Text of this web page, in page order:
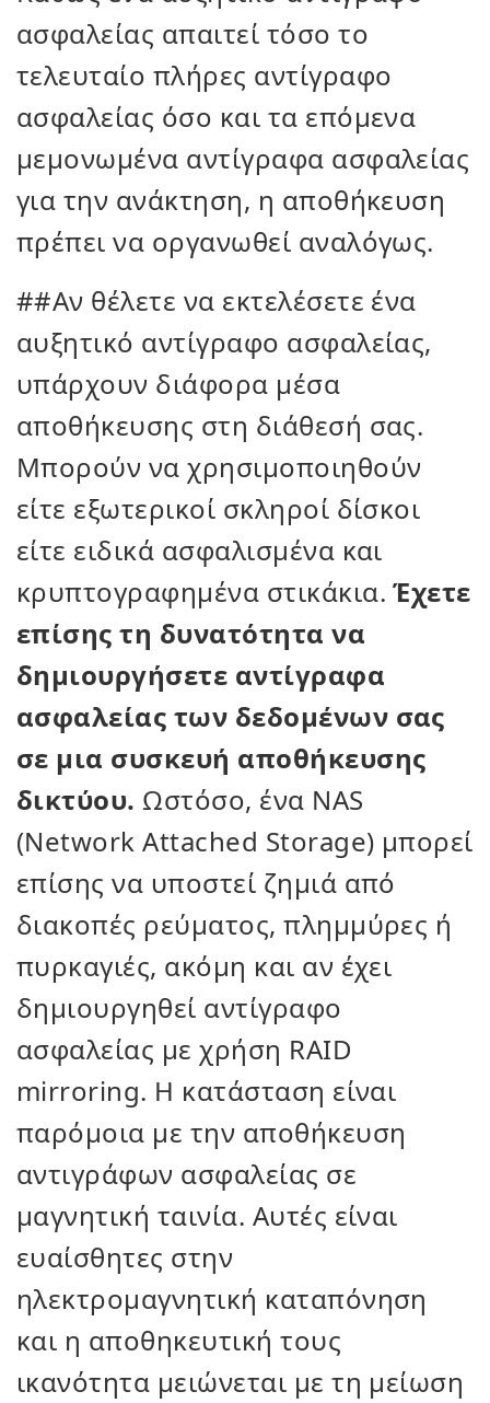
ασφαλείας απαιτεί τόσο το
τελευταίο πλήρες αντίγραφο
ασφαλείας όσο και τα επόμενα
μεμονωμένα αντίγραφα ασφαλείας
για την ανάκτηση, η αποθήκευση
πρέπει να οργανωθεί αναλόγως.
##Αν θέλετε να εκτελέσετε ένα
αυξητικό αντίγραφο ασφαλείας,
υπάρχουν διάφορα μέσα
αποθήκευσης στη διάθεσή σας.
Μπορούν να χρησιμοποιηθούν
είτε εξωτερικοί σκληροί δίσκοι
είτε ειδικά ασφαλισμένα και
κρυπτογραφημένα στικάκια.Έχετε
επίσης τη δυνατότητα να
δημιουργήσετε αντίγραφα
ασφαλείας των δεδομένων σας
σε μια συσκευή αποθήκευσης
δικτύου. Ωστόσο, ένα NAS
(Network Attached Storage) μπορεί
επίσης να υποστεί ζημιά από
διακοπές ρεύματος, πλημμύρες ή
πυρκαγιές, ακόμη και αν έχει
δημιουργηθεί αντίγραφο
ασφαλείας με χρήση RAID
mirroring. Η κατάσταση είναι
παρόμοια με την αποθήκευση
αντιγράφων ασφαλείας σε
μαγνητική ταινία. Αυτές είναι
ευαίσθητες στην
ηλεκτρομαγνητική καταπόνηση
και η αποθηκευτική τους
ικανότητα μειώνεται με τη μείωση